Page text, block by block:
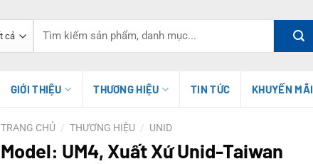
kiếm:
GIỚI THIỆU THƯƠNG HIỆU TIN TỨC KHUYẾN MÃI
TRANG CHỦ / THƯƠNG HIỆU / UNID
Model: UM4, Xuất Xứ Unid-Taiwan